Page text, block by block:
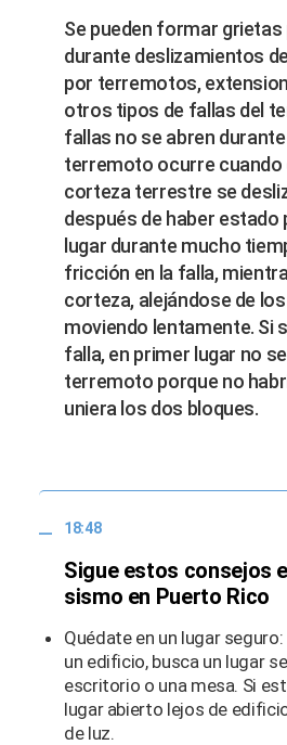
Se pueden formar
durante deslizamientos
por terremotos,
otros tipos de fallas del
fallas no se abren
terremoto ocurre cuando
corteza terrestre se
después de haber estado
lugar durante mucho
fricción en la falla,
corteza, alejándose de
moviendo lentamente. Si
falla, en primer lugar no
terremoto porque no
uniera los dos bloques.
18:48
Sigue estos consejos
sismo en Puerto Rico
Quédate en un lugar
un edificio, busca un lugar
escritorio o una mesa. Si
lugar abierto lejos de
de luz.